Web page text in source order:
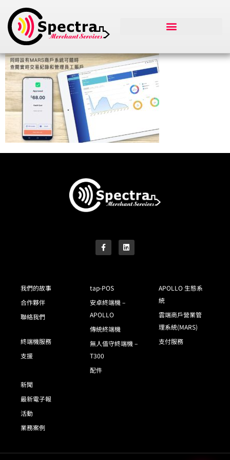
我們的故事
合作夥伴
聯絡我們
終端機服務
支援
tap-POS
安卓終端機 –
APOLLO
傳統終端機
無人值守終端機 –
T300
配件
APOLLO 生態系
統
雲端商戶營業管
理系統(MARS)
支付服務
新聞
最新電子報
活動
業務案例